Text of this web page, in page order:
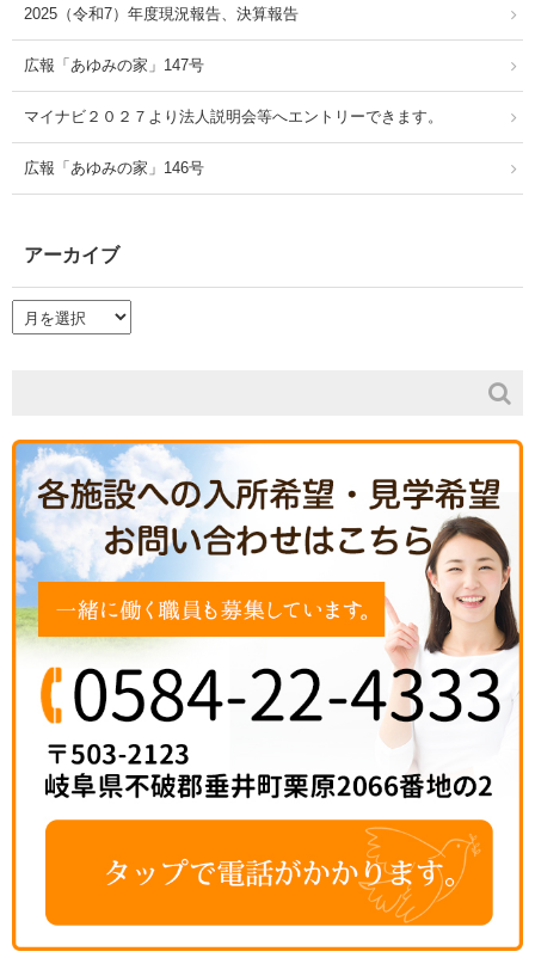
2025（令和7）年度現況報告、決算報告
広報「あゆみの家」147号
マイナビ２０２７より法人説明会等へエントリーできます。
広報「あゆみの家」146号
アーカイブ
ア
ー